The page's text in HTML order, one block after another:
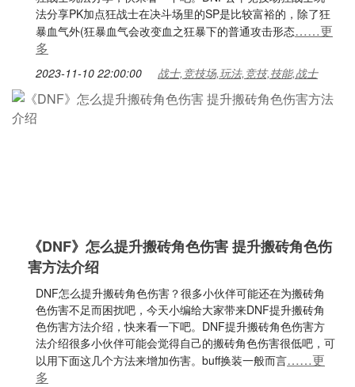
法分享PK加点狂战士在决斗场里的SP是比较富裕的，除了狂
暴血气外(狂暴血气会改变血之狂暴下的普通攻击形态……更
多
2023-11-10 22:00:00 战士,竞技场,玩法,竞技,技能,战士
《DNF》怎么提升搬砖角色伤害 提升搬砖角色伤
害方法介绍
DNF怎么提升搬砖角色伤害？很多小伙伴可能还在为搬砖角
色伤害不足而困扰吧，今天小编给大家带来DNF提升搬砖角
色伤害方法介绍，快来看一下吧。DNF提升搬砖角色伤害方
法介绍很多小伙伴可能会觉得自己的搬砖角色伤害很低吧，可
以用下面这几个方法来增加伤害。buff换装一般而言……更
多